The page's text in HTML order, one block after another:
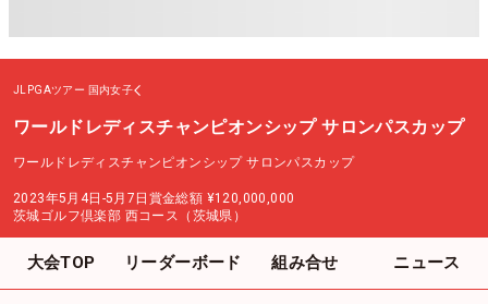
JLPGAツアー 国内女子
ワールドレディスチャンピオンシップ サロンパスカップ
ワールドレディスチャンピオンシップ サロンパスカップ
2023年5月4日-5月7日 賞金総額 ¥120,000,000
茨城ゴルフ倶楽部 西コース（茨城県）
大会TOP リーダーボード 組み合せ ニュース